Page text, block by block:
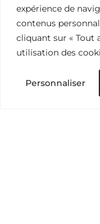
expérience de
contenus
cliquant sur « Tout
utilisation des
Personnaliser